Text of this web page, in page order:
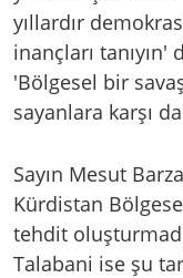
yıllardır
inançları
'Bölgesel bir
sayanlara karşı
Sayın Mesut
Kürdistan
tehdit
Talabani ise şu